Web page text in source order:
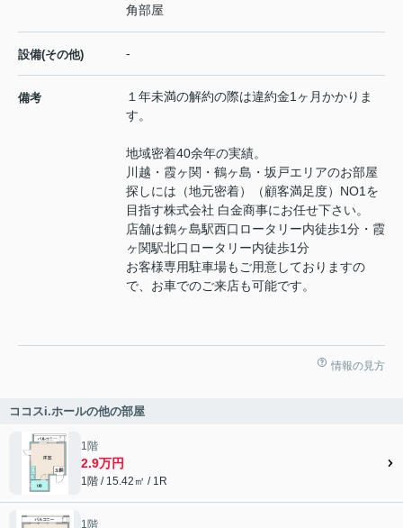
角部屋
設備(その他) -
備考
１年未満の解約の際は違約金1ヶ月かかりま
す。
地域密着40余年の実績。
川越・霞ヶ関・鶴ヶ島・坂戸エリアのお部屋
探しには（地元密着）（顧客満足度）NO1を
目指す株式会社 白金商事にお任せ下さい。
店舗は鶴ヶ島駅西口ロータリー内徒歩1分・霞
ヶ関駅北口ロータリー内徒歩1分
お客様専用駐車場もご用意しておりますの
で、お車でのご来店も可能です。
情報の見方
ココスi.ホールの他の部屋
1階
2.9万円
1階 / 15.42㎡ / 1R
1階